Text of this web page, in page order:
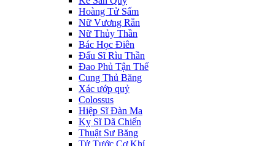
Hoàng Tử Sấm
Nữ Vương Rắn
Nữ Thủy Thần
Bác Học Điên
Đấu Sĩ Rìu Thần
Đao Phủ Tận Thế
Cung Thủ Băng
Xác ướp quỷ
Colossus
Hiệp Sĩ Đàn Ma
Kỵ Sĩ Dã Chiến
Thuật Sư Băng